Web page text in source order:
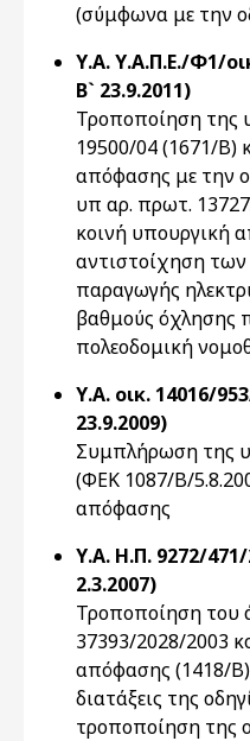
(σύμφωνα με την
Υ.Α. Υ.Α.Π.Ε./Φ1/
Β` 23.9.2011)
Τροποποίηση της
19500/04 (1671/Β)
απόφασης με την
υπ αρ. πρωτ.
κοινή υπουργική
αντιστοίχηση
παραγωγής
βαθμούς όχλησης
πολεοδομική
Υ.Α. οικ. 14016/
23.9.2009)
Συμπλήρωση της
(ΦΕΚ 1087/Β/
απόφασης
Υ.Α. Η.Π. 9272/
2.3.2007)
Τροποποίηση του
37393/2028/2003
απόφασης (1418/
διατάξεις της
τροποποίηση της